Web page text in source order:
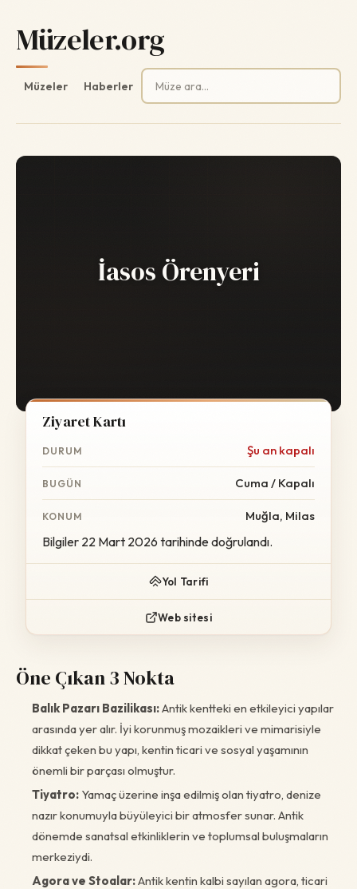
Müzeler.org
Müzeler Haberler
Arama:
İasos Örenyeri
Ziyaret Kartı
DURUM Şu an kapalı
BUGÜN Cuma / Kapalı
KONUM Muğla, Milas
Bilgiler 22 Mart 2026 tarihinde doğrulandı.
Yol Tarifi
Web sitesi
Öne Çıkan 3 Nokta
Balık Pazarı Bazilikası:Antik kentteki en etkileyici yapılar
arasında yer alır. İyi korunmuş mozaikleri ve mimarisiyle
dikkat çeken bu yapı, kentin ticari ve sosyal yaşamının
önemli bir parçası olmuştur.
Tiyatro: Yamaç üzerine inşa edilmiş olan tiyatro, denize
nazır konumuyla büyüleyici bir atmosfer sunar. Antik
dönemde sanatsal etkinliklerin ve toplumsal buluşmaların
merkeziydi.
Agora ve Stoalar:Antik kentin kalbi sayılan agora, ticari